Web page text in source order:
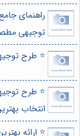
راهنمای
توجیهی
⭐️ طرح
⭐️ طرح
انتخاب بهترین
⭐️ ارائه